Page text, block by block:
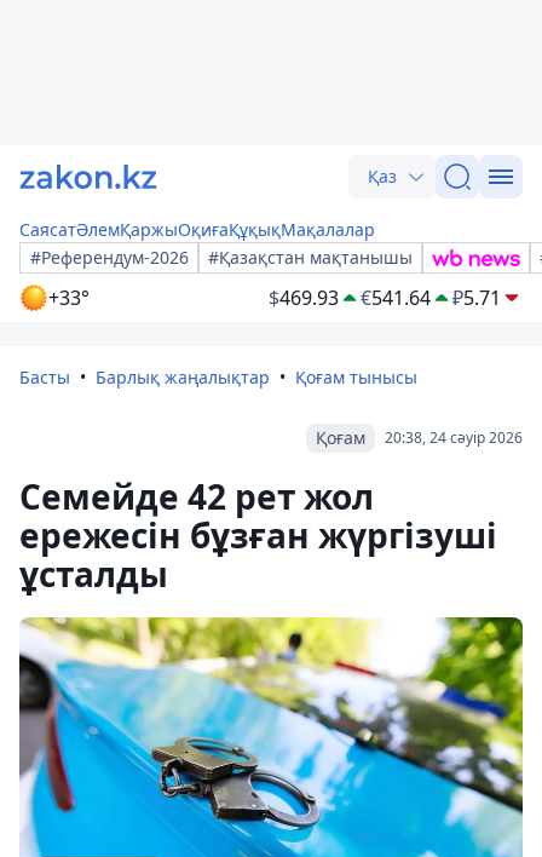
Қаз
СаясатӘлемҚаржыОқиғаҚұқықМақалалар
#Референдум-2026
#Қазақстан мақтанышы
+33° $469.93 €541.64 ₽5.71
Басты Барлық жаңалықтар Қоғам тынысы
20:38, 24 сәуір 2026
Қоғам
Семейде 42 рет жол
ережесін бұзған жүргізуші
ұсталды